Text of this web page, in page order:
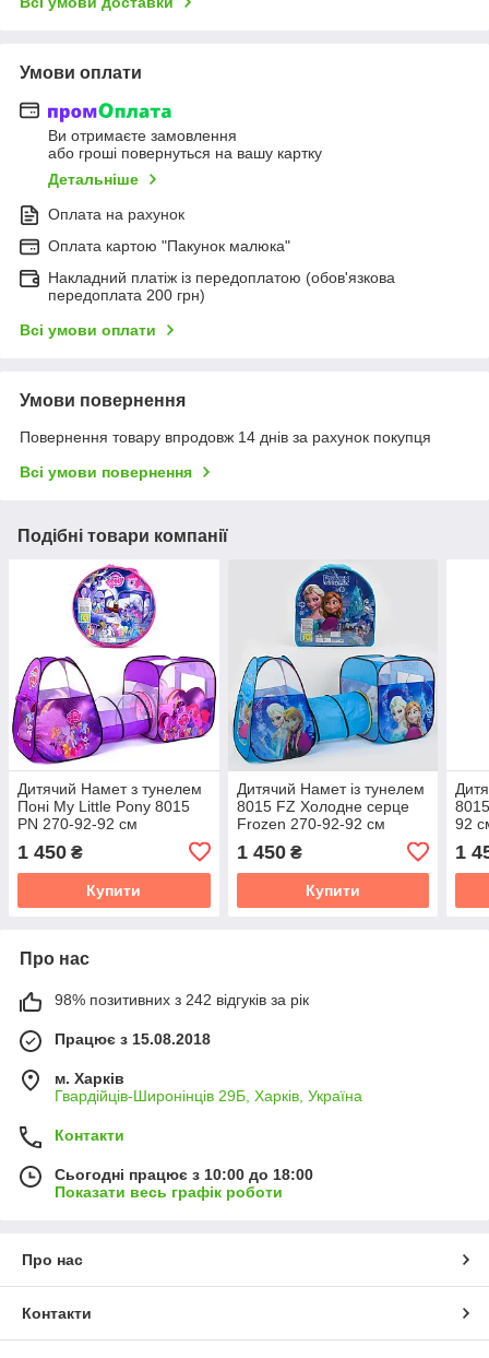
Умови оплати
Ви отримаєте замовлення
або гроші повернуться на вашу картку
Детальніше
Оплата на рахунок
Оплата картою "Пакунок малюка"
Накладний платіж із передоплатою (обов'язкова
передоплата 200 грн)
Всі умови оплати
Умови повернення
Повернення товару впродовж 14 днів за рахунок покупця
Всі умови повернення
Подібні товари компанії
Дитячий Намет з тунелем
Поні My Little Pony 8015
PN 270-92-92 см
будиночок куб вікно-сітка 2
входи липуч блискавка
1 450 ₴
Купити
Дитячий Намет із тунелем
8015 FZ Холодне серце
Frozen 270-92-92 см
1 450₴
Купити
92
1
Про нас
98% позитивних з 242 відгуків за рік
Працює з 15.08.2018
м. Харків
Гвардійців-Широнінців 29Б, Харків, Україна
Контакти
Сьогодні працює з 10:00 до 18:00
Показати весь графік роботи
Про нас
Контакти